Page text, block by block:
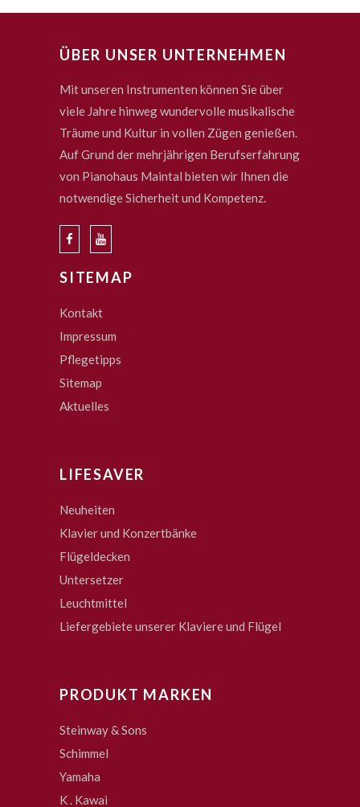
ÜBER UNSER UNTERNEHMEN
Mit unseren Instrumenten können Sie über
viele Jahre hinweg wundervolle musikalische
Träume und Kultur in vollen Zügen genießen.
Auf Grund der mehrjährigen Berufserfahrung
von Pianohaus Maintal bieten wir Ihnen die
notwendige Sicherheit und Kompetenz.
SITEMAP
Kontakt
Impressum
Pflegetipps
Sitemap
Aktuelles
LIFESAVER
Neuheiten
Klavier und Konzertbänke
Flügeldecken
Untersetzer
Leuchtmittel
Liefergebiete unserer Klaviere und Flügel
PRODUKT MARKEN
Steinway & Sons
Schimmel
Yamaha
K . Kawai